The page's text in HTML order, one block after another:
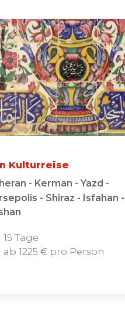
Kulturreise
- Kerman - Yazd -
- Shiraz - Isfahan -
15 Tage
ab 1225 € pro Person